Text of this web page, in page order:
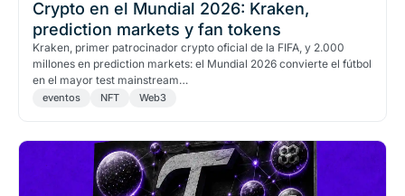
Crypto en el Mundial 2026: Kraken,
prediction markets y fan tokens
Kraken, primer patrocinador crypto oficial de la FIFA, y 2.000
millones en prediction markets: el Mundial 2026 convierte el fútbol
en el mayor test mainstream…
eventos NFT Web3